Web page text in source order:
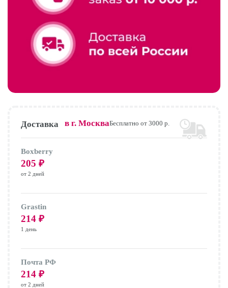
Доставка в г. МоскваБесплатно от 3000 р.
Boxberry
205 ₽
от 2 дней
Grastin
214 ₽
1 день
Почта РФ
214 ₽
от 2 дней